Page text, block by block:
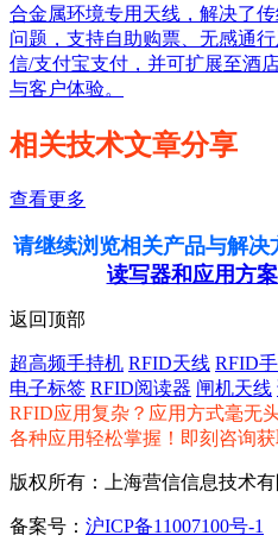
合金属环境专用天线，解决了
问题，支持自助购票、无感通
信/支付宝支付，并可扩展至酒
与客户体验。
相关技术文章分享
查看更多
请继续浏览相关产品与解决
读写器和应用方
返回顶部
超高频手持机 RFID天线 RFID
电子标签 RFID阅读器 闸机天线
RFID应用复杂？应用方式毫无
各种应用轻松掌握！即刻咨询获
版权所有：上海营信信息技术有
备案号： 沪ICP备11007100号-1